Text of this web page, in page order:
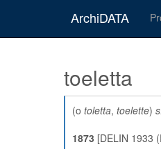
ArchiDATA
toeletta
(o toletta, toelette)
1873 [DELIN 1933